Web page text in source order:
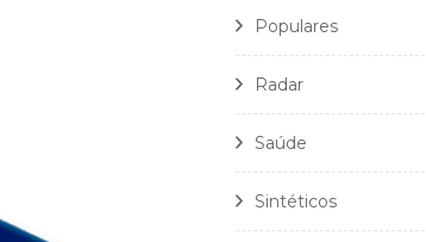
Populares
Radar
Saúde
Sintéticos